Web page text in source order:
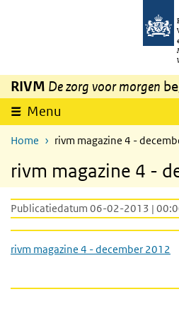
Overslaan en naar de inhoud gaan
RIVM De zorg voor morgen
Menu
Home rivm magazine 4 -
rivm magazine 4 -
Publicatiedatum 06-02-2013 |
rivm magazine 4 - december 2012